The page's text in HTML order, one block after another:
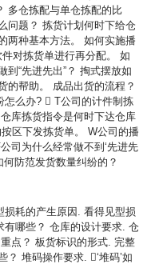
多仓拣配与单仓拣配的比
问题？ 拣货计划何时下给仓
两种基本方法。 如何实施播
对拣货单进行再分配。 如
“先进先出”？ 掏式摆放如
的帮助。 成品出货的流程？
怎么办?  T公司的计件制拣
库拣货指令是何时下达仓库
区下发拣货单。 W公司的播
司为什么经常做不到‘先进先
防范发货数量纠纷的？
耗的产生原因. 看得见型损
哪些？ 仓库的设计要求. 仓
点？ 板货标识的形式. 完整
堆码操作要求. ‘堆码’如